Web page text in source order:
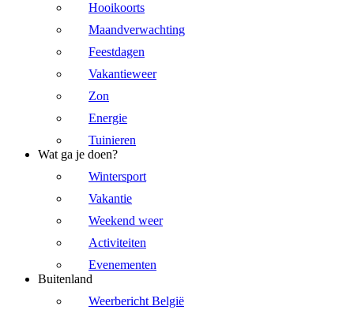
Hooikoorts
Maandverwachting
Feestdagen
Vakantieweer
Zon
Energie
Tuinieren
Wat ga je doen?
Wintersport
Vakantie
Weekend weer
Activiteiten
Evenementen
Buitenland
Weerbericht België